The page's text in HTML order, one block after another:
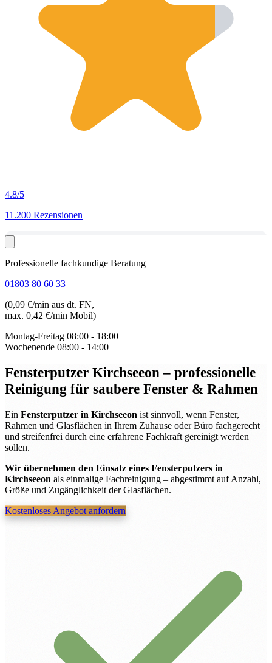
4.8/5
11.200 Rezensionen
Professionelle fachkundige Beratung
01803 80 60 33
(0,09 €/min aus dt. FN,
max. 0,42 €/min Mobil)
Montag-Freitag 08:00 - 18:00
Wochenende 08:00 - 14:00
Fensterputzer Kirchseeon– professionelle
Reinigung für saubere Fenster & Rahmen
Ein Fensterputzer in Kirchseeon ist sinnvoll, wenn Fenster,
Rahmen und Glasflächen in Ihrem Zuhause oder Büro fachgerecht
und streifenfrei durch eine erfahrene Fachkraft gereinigt werden
sollen.
Wir übernehmen den Einsatz eines Fensterputzers in
Kirchseeon als einmalige Fachreinigung – abgestimmt auf Anzahl,
Größe und Zugänglichkeit der Glasflächen.
Kostenloses Angebot anfordern